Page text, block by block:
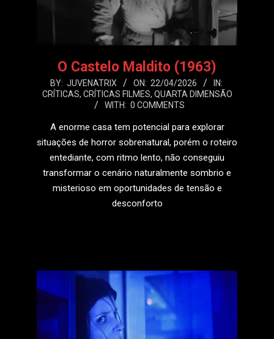
O Castelo Maldito (1963)
2026-
04-
BY: JUVENATRIX ON: 22/04/2026
IN:
CRÍTICAS, CRÍTICAS FILMES, QUARTA DIMENSÃO
WITH: 0 COMMENTS
A enorme casa tem potencial para explorar
situações de horror sobrenatural, porém o roteiro
entediante, com ritmo lento, não conseguiu
transformar o cenário naturalmente sombrio e
misterioso em oportunidades de tensão e
desconforto